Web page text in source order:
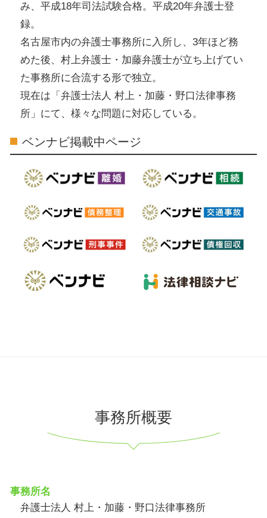
み、平成18年司法試験合格。平成20年弁護士登
録。
名古屋市内の弁護士事務所に入所し、3年ほど務
めた後、村上弁護士・加藤弁護士が立ち上げてい
た事務所に合流する形で独立。
現在は「弁護士法人 村上・加藤・野口法律事務
所」にて、様々な問題に対応している。
ベンナビ掲載中ページ
事務所概要
事務所名
弁護士法人 村上・加藤・野口法律事務所